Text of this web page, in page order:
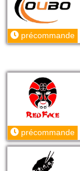
précommande
précommande